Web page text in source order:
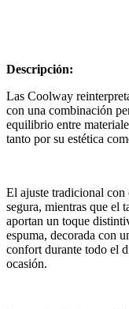
Descripción:
Las Coolway
con una combinación
equilibrio entre
tanto por su estética
El ajuste tradicional con
segura, mientras que el
aportan un toque
espuma, decorada con
confort durante todo el
ocasión.